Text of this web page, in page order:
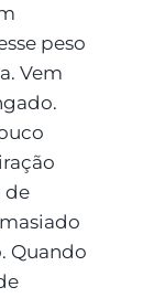
peso
Vem
de
Quando